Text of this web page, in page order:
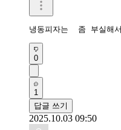
냉동피자는  좀 부실
0
1
답글 쓰기
2025.10.03 09:50